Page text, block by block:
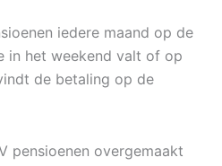
iedere maand op de
in het weekend valt of op
de betaling op de
pensioenen overgemaakt